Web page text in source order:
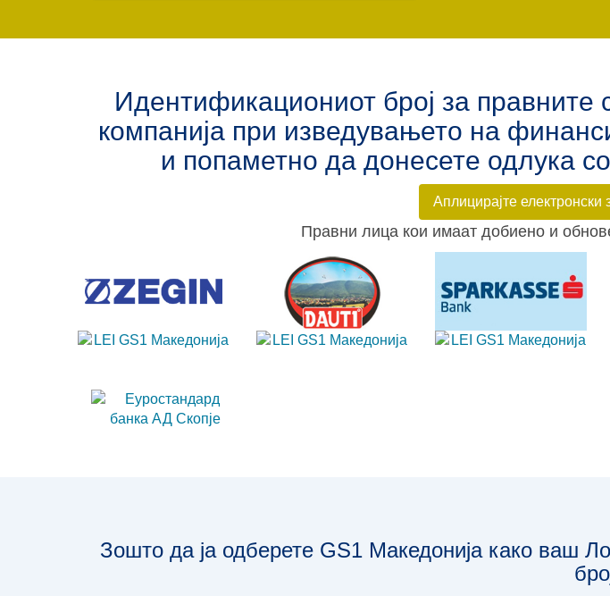
Идентификациониот број за правните
компанија при изведувањето на
и попаметно да донесете одлука
Аплицирајте
Правни лица кои имаат добиено и
Зошто да ја одберете GS1 Македонија како ваш